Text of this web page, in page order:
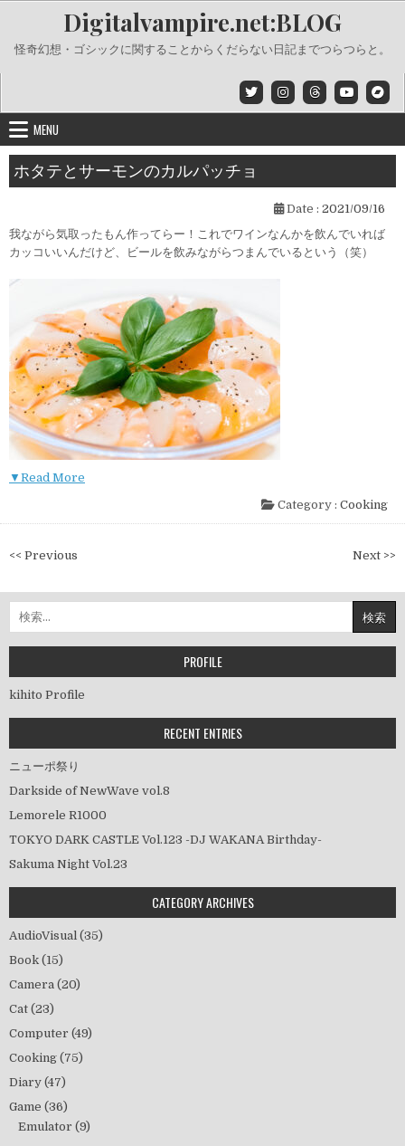
content
Digitalvampire.net:BLOG
怪奇幻想・ゴシックに関することからくだらない日記までつらつらと。
MENU
ホタテとサーモンのカルパッチョ
Date : 2021/09/16
我ながら気取ったもん作ってらー！これでワインなんかを飲んでいれば
カッコいいんだけど、ビールを飲みながらつまんでいるという（笑）
▼Read More
Category : Cooking
投
ナ
ビ
ゲ
シ
ョ
<< Previous Next >>
索:
PROFILE
kihito Profile
RECENT ENTRIES
ニューポ祭り
Darkside of NewWave vol.8
Lemorele R1000
TOKYO DARK CASTLE Vol.123 -DJ WAKANA Birthday-
Sakuma Night Vol.23
CATEGORY ARCHIVES
AudioVisual (35)
Book (15)
Camera (20)
Cat (23)
Computer (49)
Cooking (75)
Diary (47)
Game (36)
Emulator (9)